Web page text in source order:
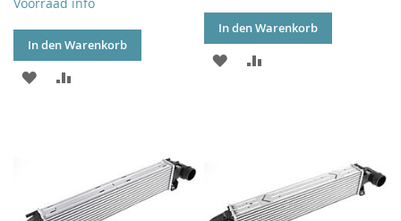
In den Warenkorb
ZUR
In den Warenkorb
ZUR